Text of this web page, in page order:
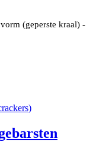
(geperste kraal) -